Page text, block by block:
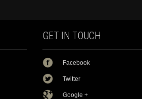
GET IN TOUCH
Facebook
Twitter
Google +